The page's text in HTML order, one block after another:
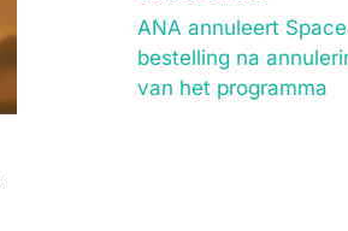
ANA annuleert
bestelling na
van het programma